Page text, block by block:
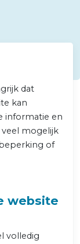
dat
kan
informatie en
mogelijk
of
website
volledig